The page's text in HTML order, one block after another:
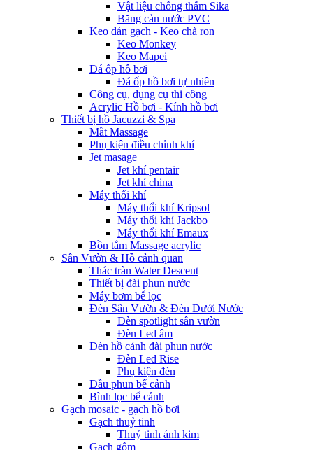
Vật liệu chống thấm Sika
Băng cản nước PVC
Keo dán gạch - Keo chà ron
Keo Monkey
Keo Mapei
Đá ốp hồ bơi
Đá ốp hồ bơi tự nhiên
Công cụ, dụng cụ thi công
Acrylic Hồ bơi - Kính hồ bơi
Thiết bị hồ Jacuzzi & Spa
Mắt Massage
Phụ kiện điều chỉnh khí
Jet masage
Jet khí pentair
Jet khí china
Máy thổi khí
Máy thổi khí Kripsol
Máy thổi khí Jackbo
Máy thổi khí Emaux
Bồn tắm Massage acrylic
Sân Vườn & Hồ cảnh quan
Thác tràn Water Descent
Thiết bị đài phun nước
Máy bơm bể lọc
Đèn Sân Vườn & Đèn Dưới Nước
Đèn spotlight sân vườn
Đèn Led âm
Đèn hồ cảnh đài phun nước
Đèn Led Rise
Phụ kiện đèn
Đầu phun bể cảnh
Bình lọc bể cảnh
Gạch mosaic - gạch hồ bơi
Gạch thuỷ tinh
Thuỷ tinh ánh kim
Gạch gốm